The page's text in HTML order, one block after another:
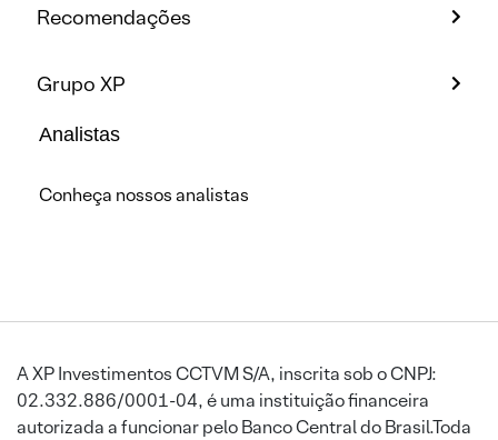
Recomendações
Grupo XP
Analistas
Conheça nossos analistas
A XP Investimentos CCTVM S/A, inscrita sob o CNPJ:
02.332.886/0001-04, é uma instituição financeira
autorizada a funcionar pelo Banco Central do Brasil.Toda